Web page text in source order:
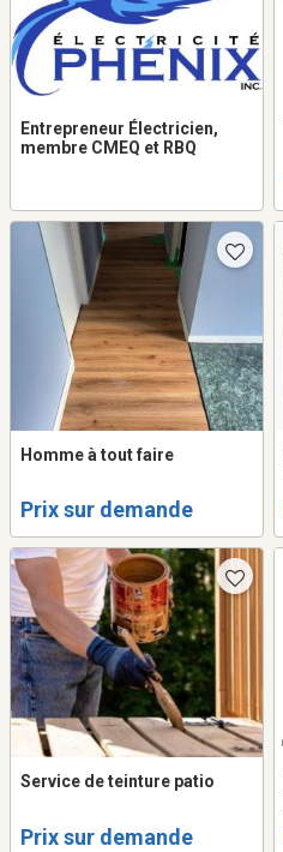
Entrepreneur Électricien,
membre CMEQ et RBQ
Homme à tout faire
Prix sur demande
Service de teinture patio
Prix sur demande